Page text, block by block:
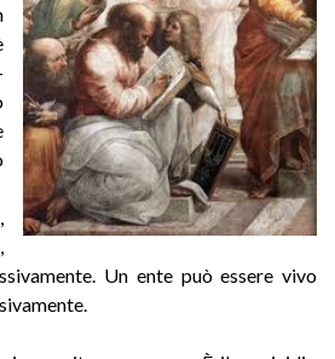
Un ente può essere vivo